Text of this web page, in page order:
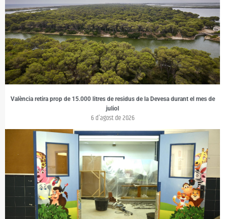
València retira prop de 15.000 litres de residus de la Devesa durant el mes de
juliol
6 d'agost de 2026